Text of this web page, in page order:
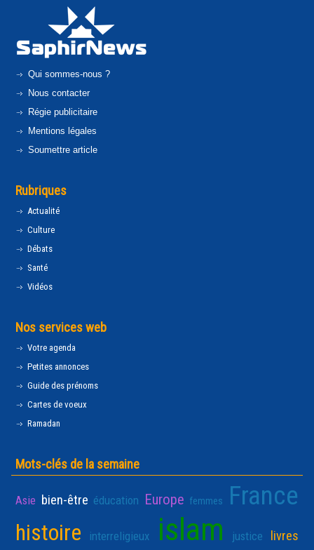
Qui sommes-nous ?
Nous contacter
Régie publicitaire
Mentions légales
Soumettre article
Rubriques
Actualité
Culture
Débats
Santé
Vidéos
Nos services web
Votre agenda
Petites annonces
Guide des prénoms
Cartes de voeux
Ramadan
Mots-clés de la semaine
Asie bien-être éducation Europe femmes France
histoire interreligieux islam justice livres